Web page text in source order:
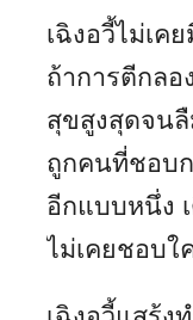
เฉิงอวี้ไม่เค
ถ้าการตีกลอ
สุขสูงสุดจนลื
ถูกคนที่ชอบ
อีกแบบหนึ่ง
ไม่เคยชอบใ